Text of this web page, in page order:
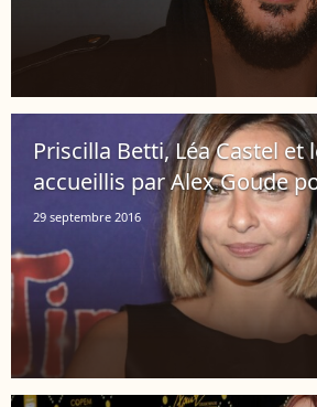
Priscilla Betti, Léa Castel et
accueillis par Alex Goude
29 septembre 2016